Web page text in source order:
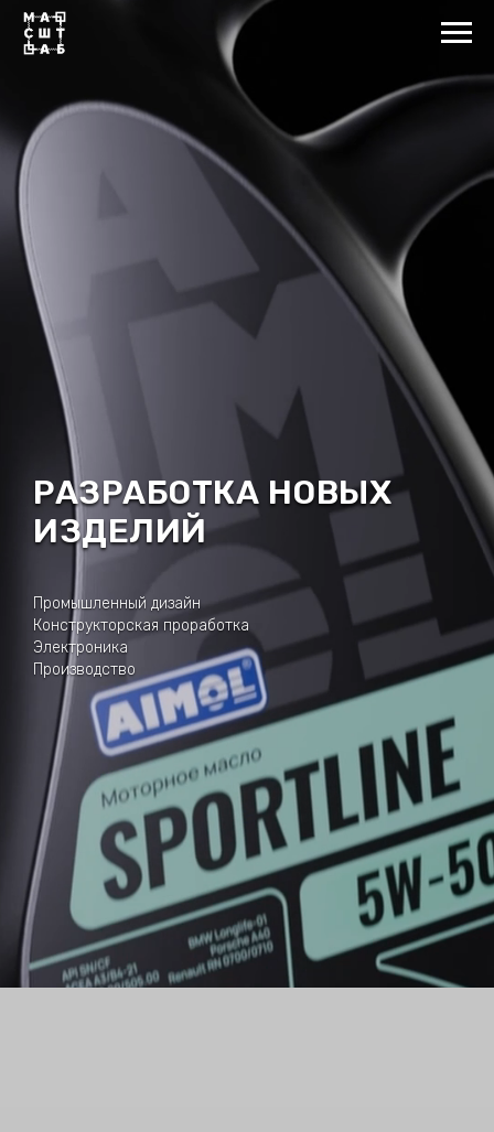
РАЗРАБОТКА НОВЫХ
ИЗДЕЛИЙ
Промышленный дизайн
Конструкторская проработка
Электроника
Производство